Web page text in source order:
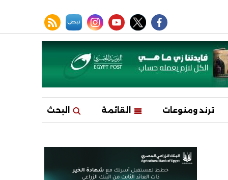
facebook
twitter
youtube
instagram
نبض rss feed
ترند ومنوعات القائمة البحث